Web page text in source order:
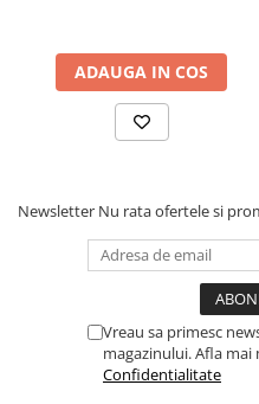
Micrometru de interior
Nivele
Palpatoare margine
Raportor
Set unelte de masurare
Instrumente de decupare
Instrumente de frezat
Instrumente de găurit
ADAUGA IN COS
Newsletter Nu rata ofertele si
Vreau sa primesc
magazinului. Afla mai
Confidentialitate